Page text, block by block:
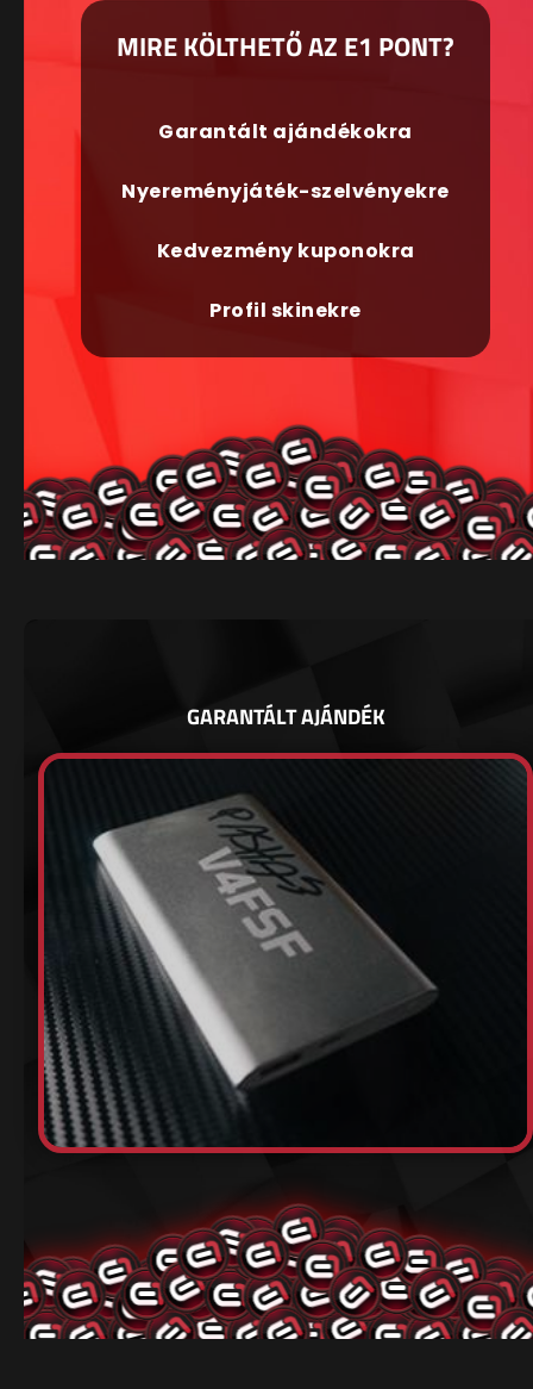
MIRE KÖLTHETŐ AZ E1 PONT?
Garantált ajándékokra
Nyereményjáték-szelvényekre
Kedvezmény kuponokra
Profil skinekre
GARANTÁLT AJÁNDÉK